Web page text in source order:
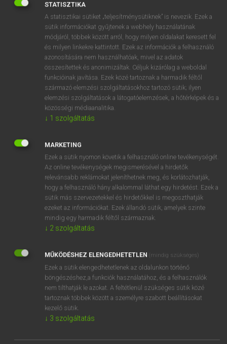
VAN ELŐFIZETÉSED?
Van előfizetésem a teljes szócikk megtekintéséhez.
BELÉPÉS
NINCS ELŐFIZETÉSED?
Nincs regisztrációm és előfizetésem. A szótár 2 órás,
díjmentes próbaverziójának elindításához regisztrálok és
belépek.
REGISZTRÁCIÓ
EURÓPAI UNIÓS TERMINOLÓGIAI SZÓTÁR
Kapcsolódó anyagok
voiture particulière neuve
STATISZTIKA
A statisztikai sütiket „teljesítménysütiknek” is nevezik. Ezek a
sütik információkat gyűjtenek a webhely használatának
módjáról, többek között arról, hogy milyen oldalakat keresett fel
és milyen linkekre kattintott. Ezek az információk a felhasználó
azonosítására nem használhatóak, mivel az adatok
összesítettek és anonimizáltak. Céljuk kizárólag a weboldal
funkcióinak javítása. Ezek közé tartoznak a harmadik féltől
származó elemzési szolgáltatásokhoz tartozó sütik; ilyen
elemzési szolgáltatások a látogatóelemzések, a hőtérképek és a
közösségi médiaanalitika.
↓ 1 szolgáltatás
MARKETING
Ezek a sütik nyomon követik a felhasználó online tevékenységét.
Az online tevékenységek megismerésével a hirdetők
relevánsabb reklámokat jeleníthetnek meg, és korlátozhatják,
hogy a felhasználó hány alkalommal láthat egy hirdetést. Ezek a
sütik más szervezetekkel és hirdetőkkel is megoszthatják
ezeket az információkat. Ezek állandó sütik, amelyek szinte
mindig egy harmadik féltől származnak.
↓ 2 szolgáltatás
MŰKÖDÉSHEZ ELENGEDHETETLEN (mindig szükséges)
Ezek a sütik elengedhetetlenek az oldalunkon történő
böngészéshez,a funkciók használatához, és a felhasználók
nem tilthatják le azokat. A feltétlenül szükséges sütik közé
tartoznak többek között a személyre szabott beállításokat
kezelő sütik.
↓ 3 szolgáltatás
n m , . AltGr